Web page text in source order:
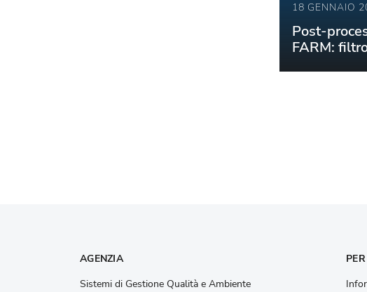
18 GENNAIO
Post-
FARM:
AGENZIA
Sistemi di Gestione Qualità e Ambiente